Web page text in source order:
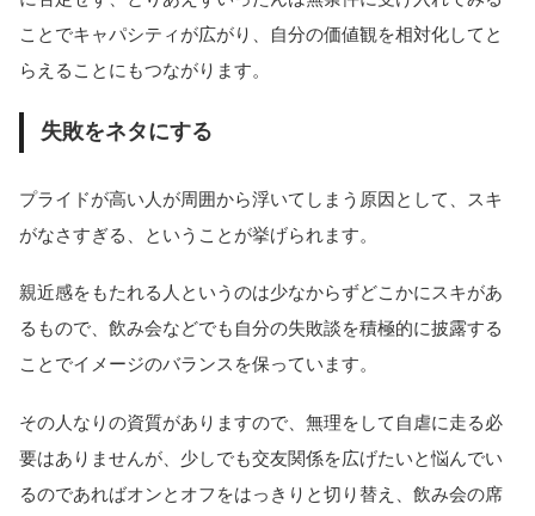
ことでキャパシティが広がり、自分の価値観を相対化してと
らえることにもつながります。
失敗をネタにする
プライドが高い人が周囲から浮いてしまう原因として、スキ
がなさすぎる、ということが挙げられます。
親近感をもたれる人というのは少なからずどこかにスキがあ
るもので、飲み会などでも自分の失敗談を積極的に披露する
ことでイメージのバランスを保っています。
その人なりの資質がありますので、無理をして自虐に走る必
要はありませんが、少しでも交友関係を広げたいと悩んでい
るのであればオンとオフをはっきりと切り替え、飲み会の席